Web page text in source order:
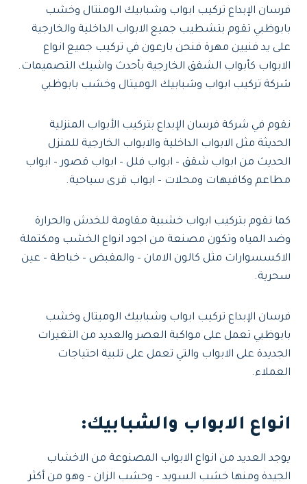
فرسان الإبداع تركيب ابواب وشبابيك الومنتال وخشب
بابوظبي تقوم بتشطيب جميع الابواب الداخلية والخارجية
على يد فنيين مهرة فنحن بارعون في تركيب جميع انواع
الابواب كأبواب الشقق الخارجية بأحدث واشيك التصميمات.
شركة تركيب ابواب وشبابيك الوميتال وخشب بابوظبي
نقوم في شركة فرسان الإبداع بتركيب الأبواب المنزلية
الحديثة مثل الابواب الداخلية والابواب الخارجية للمنزل
الحديث من ابواب شقق – ابواب فلل – ابواب قصور – ابواب
مطاعم وكافيهات ومحلات – ابواب قرى سياحية.
كما نقوم بتركيب ابواب خشبية مقاومة للخدش والحرارة
وضد المياه وتكون مصنعة من اجود انواع الخشب ومكتملة
الاكسسوارات مثل كالون الامان – والمقبض – خباطة – عين
سحرية.
فرسان الإبداع تركيب ابواب وشبابيك الوميتال وخشب
بابوظبي تعمل على مواكبة العصر والعديد من التغيرات
الجديدة على الابواب والتي تعمل على تلبية احتياجات
العملاء.
انواع الابواب والشبابيك:
يوجد العديد من انواع الابواب المصنوعة من الاخشاب
الجيدة ومنها خشب السويد – وحشب الزان – وهو من أكثر